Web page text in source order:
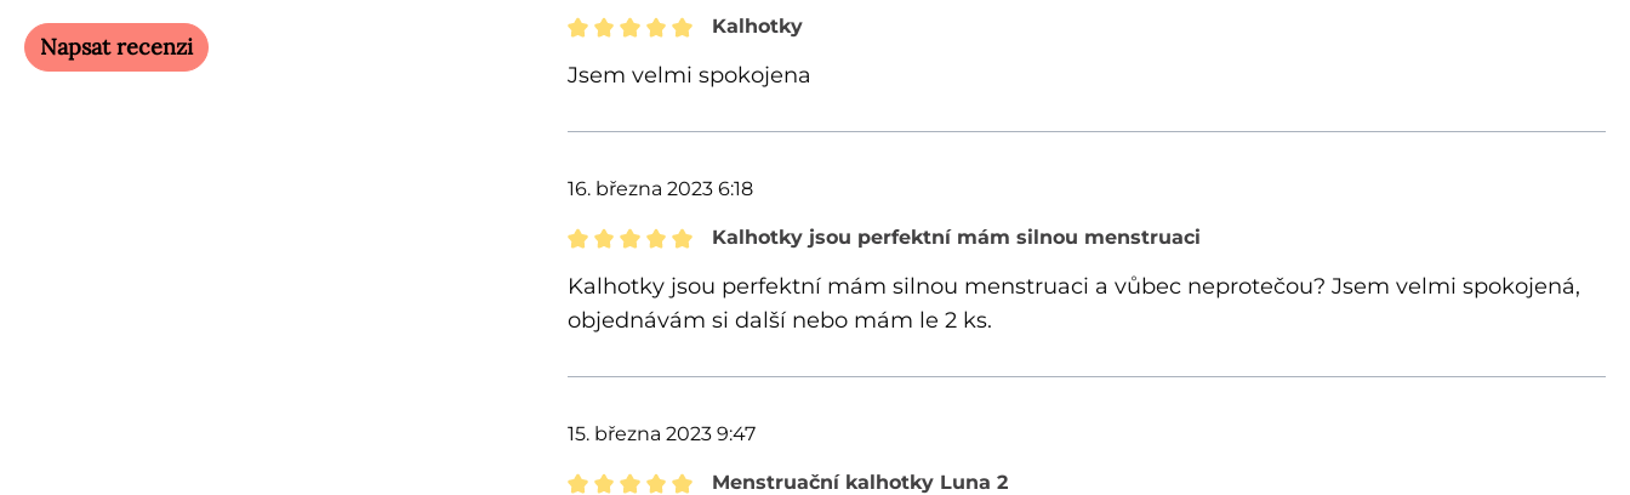
Napsat recenzi
Recenze s hodnocením 5 z 5 hvězd
Kalhotky
Jsem velmi spokojena
16. března 2023 6:18
Recenze s hodnocením 5 z 5 hvězd
Kalhotky jsou perfektní mám silnou menstruaci
Kalhotky jsou perfektní mám silnou menstruaci a vůbec neprotečou? Jsem velmi spokojená,
objednávám si další nebo mám le 2 ks.
15. března 2023 9:47
Menstruační kalhotky Luna 2